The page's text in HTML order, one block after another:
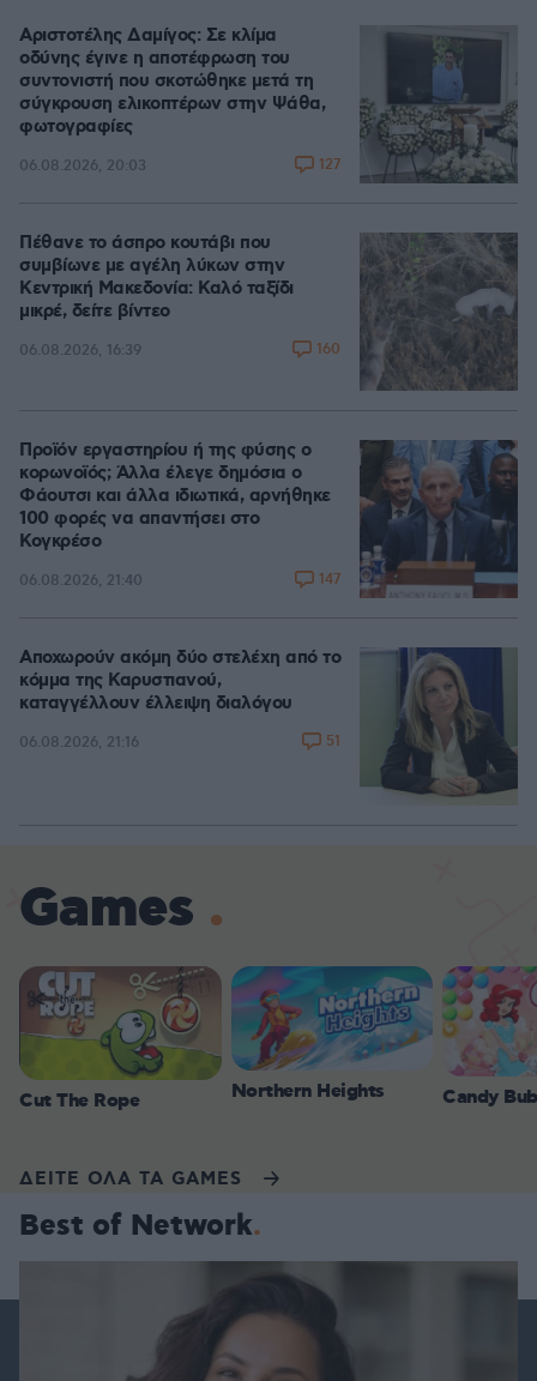
Αριστοτέλης Δαμίγος: Σε κλίμα
οδύνης έγινε η αποτέφρωση του
συντονιστή που σκοτώθηκε μετά τη
σύγκρουση ελικοπτέρων στην Ψάθα,
φωτογραφίες
06.08.2026, 20:03 127
Πέθανε το άσπρο κουτάβι που
συμβίωνε με αγέλη λύκων στην
Κεντρική Μακεδονία: Καλό ταξίδι
μικρέ, δείτε βίντεο
06.08.2026, 16:39 160
Προϊόν εργαστηρίου ή της φύσης ο
κορωνοϊός; Άλλα έλεγε δημόσια ο
Φάουτσι και άλλα ιδιωτικά, αρνήθηκε
100 φορές να απαντήσει στο
Κογκρέσο
06.08.2026, 21:40 147
Αποχωρούν ακόμη δύο στελέχη από το
κόμμα της Καρυστιανού,
καταγγέλλουν έλλειψη διαλόγου
06.08.2026, 21:16 51
Games
Cut The Rope Northern Heights Candy
ΔΕΙΤΕ ΟΛΑ ΤΑ GAMES
Best of Network